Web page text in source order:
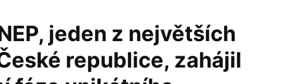
jeden z největších
republice, zahájil